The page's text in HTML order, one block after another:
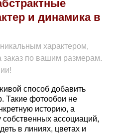
и динамика в
характером,
заказ по вашим размерам.
способ добавить
Такие фотообои не
историю, а
собственных ассоциаций,
в линиях, цветах и